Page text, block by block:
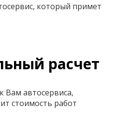
который примет
расчет
Вам автосервиса,
стоимость работ